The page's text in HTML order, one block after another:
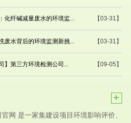
【03-31】
化纤碱减量废水的环境监...
【03-31】
废水背后的环境监测新挑...
【09-05】
】第三方环境检测公司...
+
网 是一家集建设项目环境影响评价、